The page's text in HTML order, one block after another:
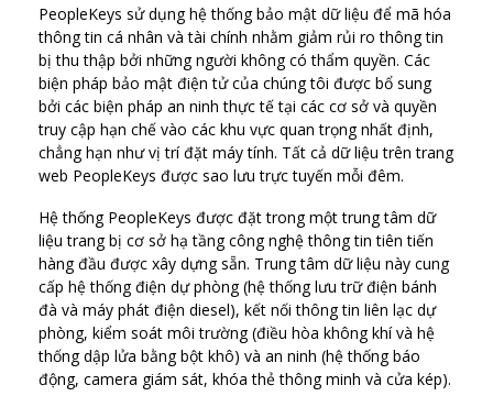
PeopleKeys sử dụng hệ thống bảo mật dữ liệu để mã hóa
thông tin cá nhân và tài chính nhằm giảm rủi ro thông tin
bị thu thập bởi những người không có thẩm quyền. Các
biện pháp bảo mật điện tử của chúng tôi được bổ sung
bởi các biện pháp an ninh thực tế tại các cơ sở và quyền
truy cập hạn chế vào các khu vực quan trọng nhất định,
chẳng hạn như vị trí đặt máy tính. Tất cả dữ liệu trên trang
web PeopleKeys được sao lưu trực tuyến mỗi đêm.
Hệ thống PeopleKeys được đặt trong một trung tâm dữ
liệu trang bị cơ sở hạ tầng công nghệ thông tin tiên tiến
hàng đầu được xây dựng sẵn. Trung tâm dữ liệu này cung
cấp hệ thống điện dự phòng (hệ thống lưu trữ điện bánh
đà và máy phát điện diesel), kết nối thông tin liên lạc dự
phòng, kiểm soát môi trường (điều hòa không khí và hệ
thống dập lửa bằng bột khô) và an ninh (hệ thống báo
động, camera giám sát, khóa thẻ thông minh và cửa kép).